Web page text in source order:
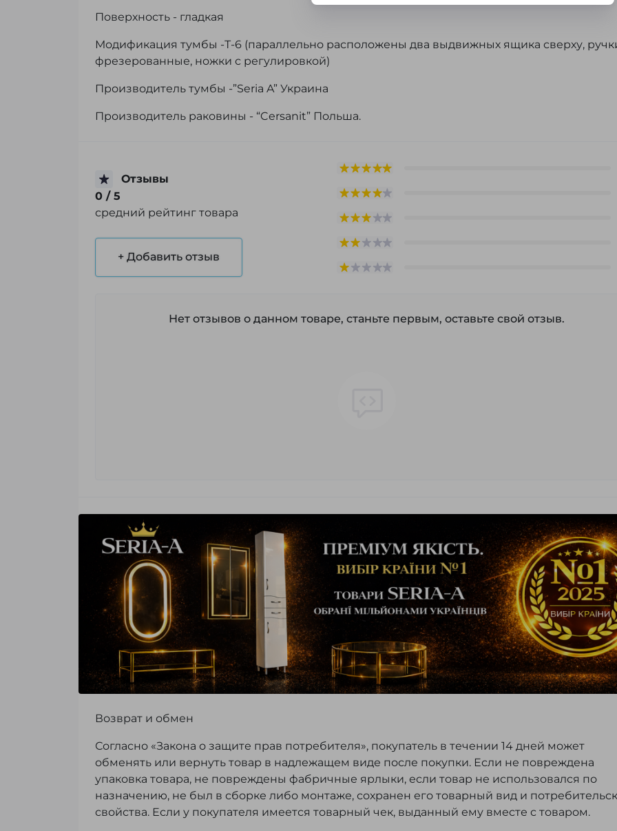
Поверхность - гладкая
Модификация тумбы -Т-6 (параллельно расположены два выдвижных ящика сверху,
фрезерованные, ножки с регулировкой)
Производитель тумбы -”Seria A” Украина
Производитель раковины - “Cersanit” Польша.
Отзывы
0 / 5
средний рейтинг товара
+ Добавить отзыв
Нет отзывов о данном товаре, станьте первым, оставьте свой отзыв.
Возврат и обмен
Согласно «Закона о защите прав потребителя», покупатель в течении 14 дней может
обменять или вернуть товар в надлежащем виде после покупки. Если не повреждена
упаковка товара, не повреждены фабричные ярлыки, если товар не использовался по
назначению, не был в сборке либо монтаже, сохранен его товарный вид и
свойства. Если у покупателя имеется товарный чек, выданный ему вместе с товаром.